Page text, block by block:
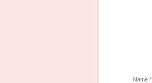
Name *